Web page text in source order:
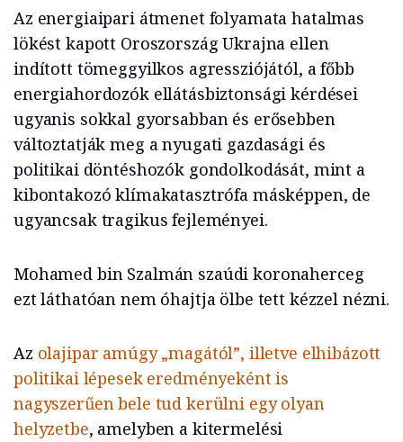
Az energiaipari átmenet folyamata hatalmas
lökést kapott Oroszország Ukrajna ellen
indított tömeggyilkos agressziójától, a főbb
energiahordozók ellátásbiztonsági kérdései
ugyanis sokkal gyorsabban és erősebben
változtatják meg a nyugati gazdasági és
politikai döntéshozók gondolkodását, mint a
kibontakozó klímakatasztrófa másképpen, de
ugyancsak tragikus fejleményei.
Mohamed bin Szalmán szaúdi koronaherceg
ezt láthatóan nem óhajtja ölbe tett kézzel nézni.
Az olajipar amúgy „magától”, illetve elhibázott
politikai lépesek eredményeként is
nagyszerűen bele tud kerülni egy olyan
helyzetbe, amelyben a kitermelési